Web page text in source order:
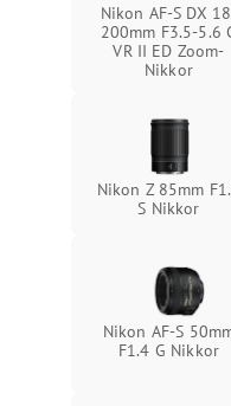
Nikon AF-S DX
200mm F3.5-5.6
VR II ED Zoom-
Nikkor
Nikon Z 85mm
S Nikkor
Nikon AF-S
F1.4 G Nikkor